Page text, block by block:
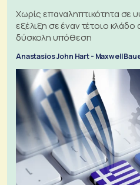
Χωρίς επαναληπτικότητα σε
εξέλιξη σε έναν τέτοιο κλάδο
δύσκολη υπόθεση
Anastasios John Hart - Maxwell